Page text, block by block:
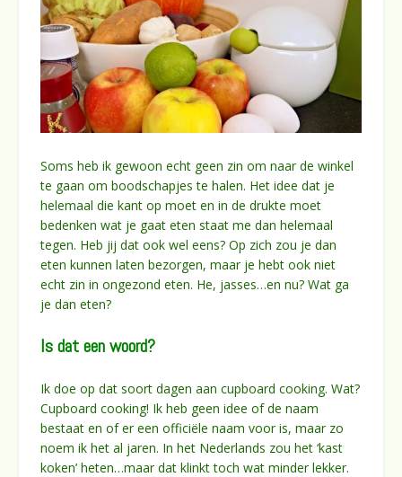
Soms heb ik gewoon echt geen zin om naar de winkel
te gaan om boodschapjes te halen. Het idee dat je
helemaal die kant op moet en in de drukte moet
bedenken wat je gaat eten staat me dan helemaal
tegen. Heb jij dat ook wel eens? Op zich zou je dan
eten kunnen laten bezorgen, maar je hebt ook niet
echt zin in ongezond eten. He, jasses…en nu? Wat ga
je dan eten?
Is dat een woord?
Ik doe op dat soort dagen aan cupboard cooking. Wat?
Cupboard cooking! Ik heb geen idee of de naam
bestaat en of er een officiële naam voor is, maar zo
noem ik het al jaren. In het Nederlands zou het ‘kast
koken’ heten…maar dat klinkt toch wat minder lekker.